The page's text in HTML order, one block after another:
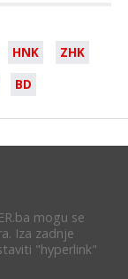
HNK
ZHK
BD
mogu se
Iza zadnje
"hyperlink"